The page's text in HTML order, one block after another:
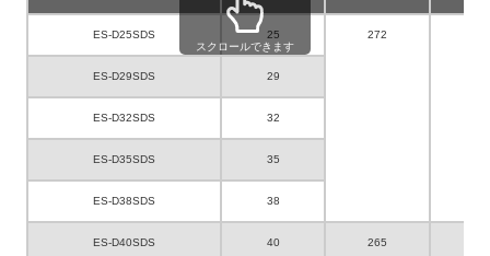
ES-D25SDS 25 272
ES-D29SDS 29
ES-D32SDS 32
ES-D35SDS 35
ES-D38SDS 38
ES-D40SDS 40 265
スクロールできます